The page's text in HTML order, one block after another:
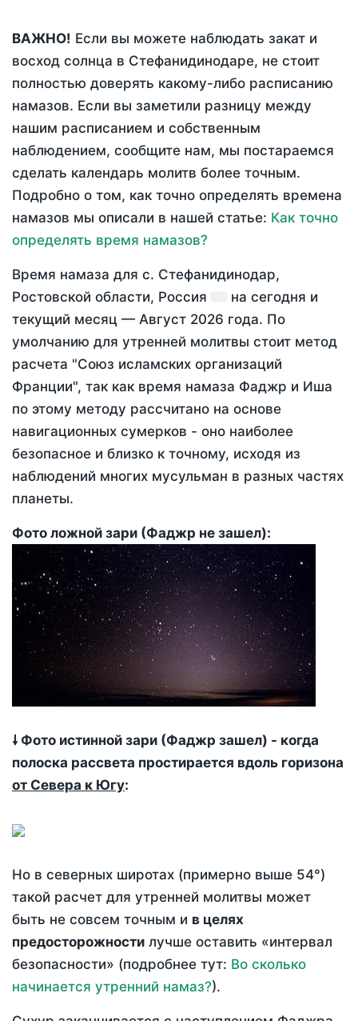
ВАЖНО! Если вы можете наблюдать закат и
восход солнца в Стефанидинодаре, не стоит
полностью доверять какому-либо расписанию
намазов. Если вы заметили разницу между
нашим расписанием и собственным
наблюдением, сообщите нам, мы постараемся
сделать календарь молитв более точным.
Подробно о том, как точно определять времена
намазов мы описали в нашей статье: Как точно
определять время намазов?
Время намаза для с. Стефанидинодар,
Ростовской области, Россия
на сегодня и
текущий месяц — Август 2026 года. По
умолчанию для утренней молитвы стоит метод
расчета "Союз исламских организаций
Франции", так как время намаза Фаджр и Иша
по этому методу рассчитано на основе
навигационных сумерков - оно наиболее
безопасное и близко к точному, исходя из
наблюдений многих мусульман в разных частях
планеты.
Фото ложной зари (Фаджр не зашел):
🠗 Фото истинной зари (Фаджр зашел) - когда
полоска рассвета простирается вдоль горизона
от Севера к Югу:
Но в северных широтах (примерно выше 54°)
такой расчет для утренней молитвы может
быть не совсем точным и в целях
предосторожности лучше оставить «интервал
безопасности» (подробнее тут: Во сколько
начинается утренний намаз?).